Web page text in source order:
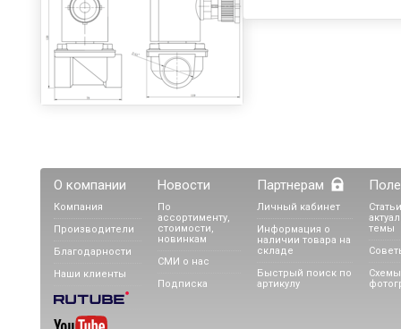
О компании
Компания
Производители
Благодарности
Наши клиенты
Новости
По
ассортименту,
стоимости,
новинкам
СМИ о нас
Подписка
Партнерам
Личный кабинет
Информация о
наличии товара на
складе
Быстрый поиск по
артикулу
темы